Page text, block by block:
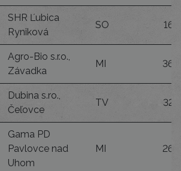
SHR Ľubica
Ryniková
SO 16
Agro-Bio s.r.o.,
Závadka
MI 36
Dubina s.ro.,
Čeľovce
TV 32
Gama PD
Pavlovce nad
Uhom
MI 26